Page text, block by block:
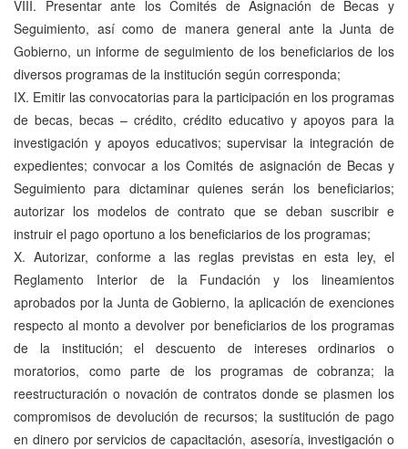
VIII. Presentar ante los Comités de Asignación de Becas y
Seguimiento, así como de manera general ante la Junta de
Gobierno, un informe de seguimiento de los beneficiarios de los
diversos programas de la institución según corresponda;
IX. Emitir las convocatorias para la participación en los programas
de becas, becas – crédito, crédito educativo y apoyos para la
investigación y apoyos educativos; supervisar la integración de
expedientes; convocar a los Comités de asignación de Becas y
Seguimiento para dictaminar quienes serán los beneficiarios;
autorizar los modelos de contrato que se deban suscribir e
instruir el pago oportuno a los beneficiarios de los programas;
X. Autorizar, conforme a las reglas previstas en esta ley, el
Reglamento Interior de la Fundación y los lineamientos
aprobados por la Junta de Gobierno, la aplicación de exenciones
respecto al monto a devolver por beneficiarios de los programas
de la institución; el descuento de intereses ordinarios o
moratorios, como parte de los programas de cobranza; la
reestructuración o novación de contratos donde se plasmen los
compromisos de devolución de recursos; la sustitución de pago
en dinero por servicios de capacitación, asesoría, investigación o